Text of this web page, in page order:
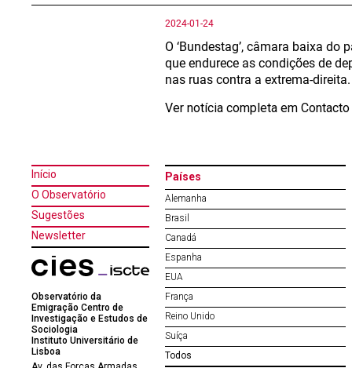
2024-01-24
O ‘Bundestag’, câmara baixa
que endurece as condições de
nas ruas contra a extrema-direita.
Ver notícia completa em Contacto
Início
O Observatório
Sugestões
Newsletter
Observatório da
Emigração Centro de
Investigação e Estudos de
Sociologia
Instituto Universitário de
Lisboa
Países
Alemanha
Brasil
Canadá
Espanha
EUA
França
Reino Unido
Suíça
Todos